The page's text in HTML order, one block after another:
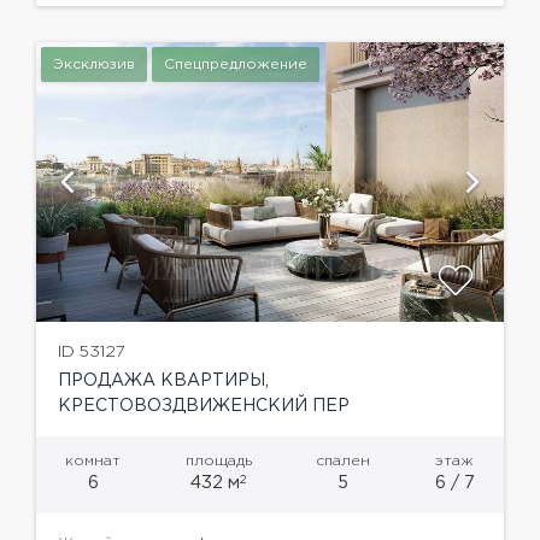
Эксклюзив Спецпредложение
ID 53127
ПРОДАЖА КВАРТИРЫ,
КРЕСТОВОЗДВИЖЕНСКИЙ ПЕР
комнат
6
площадь
432 м2
спален
5
этаж
6 / 7